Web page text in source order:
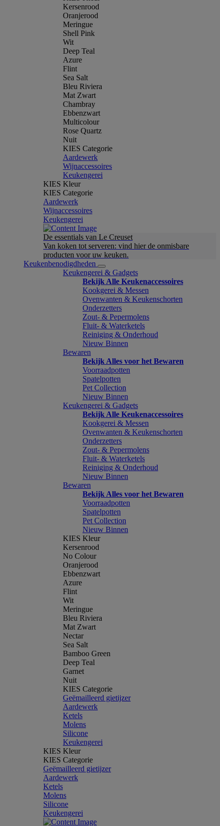
Kersenrood
Oranjerood
Meringue
Shell Pink
Wit
Deep Teal
Azure
Flint
Sea Salt
Bleu Riviera
Mat Zwart
Chambray
Ebbenzwart
Multicolour
Rose Quartz
Nuit
KIES Categorie
Aardewerk
Wijnaccessoires
Keukengerei
KIES Kleur
KIES Categorie
Aardewerk
Wijnaccessoires
Keukengerei
De essentials van Le Creuset
Van koken tot serveren: vind hier de onmisbare
producten voor uw keuken.
Keukenbenodigdheden
Keukengerei & Gadgets
Bekijk Alle Keukenaccessoires
Kookgerei & Messen
Ovenwanten & Keukenschorten
Onderzetters
Zout- & Pepermolens
Fluit- & Waterketels
Reiniging & Onderhoud
Nieuw Binnen
Bewaren
Bekijk Alles voor het Bewaren
Voorraadpotten
Spatelpotten
Pet Collection
Nieuw Binnen
Keukengerei & Gadgets
Bekijk Alle Keukenaccessoires
Kookgerei & Messen
Ovenwanten & Keukenschorten
Onderzetters
Zout- & Pepermolens
Fluit- & Waterketels
Reiniging & Onderhoud
Nieuw Binnen
Bewaren
Bekijk Alles voor het Bewaren
Voorraadpotten
Spatelpotten
Pet Collection
Nieuw Binnen
KIES Kleur
Kersenrood
No Colour
Oranjerood
Ebbenzwart
Azure
Flint
Wit
Meringue
Bleu Riviera
Mat Zwart
Nectar
Sea Salt
Bamboo Green
Deep Teal
Garnet
Nuit
KIES Categorie
Geëmailleerd gietijzer
Aardewerk
Ketels
Molens
Silicone
Keukengerei
KIES Kleur
KIES Categorie
Geëmailleerd gietijzer
Aardewerk
Ketels
Molens
Silicone
Keukengerei